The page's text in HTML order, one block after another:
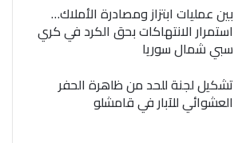
بين عمليات ابتزاز ومصادرة الأملاك…
استمرار الانتهاكات بحق الكرد في كري
سبي شمال سوريا
تشكيل لجنة للحد من ظاهرة الحفر
العشوائي للآبار في قامشلو